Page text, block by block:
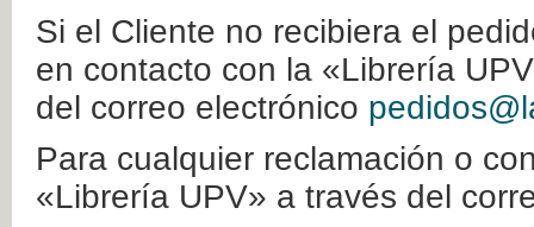
Si el Cliente no recibiera el
en contacto con la «Librería
del correo electrónico
Para cualquier reclamación o
«Librería UPV» a través del